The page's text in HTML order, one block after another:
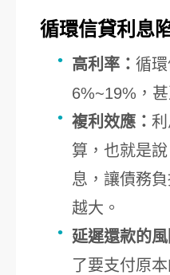
循環信貸利息
高利率： 循
6%~19%，甚
複利效應：
算，也就是
息，讓債務
越大。
延遲還款的風
了要支付原